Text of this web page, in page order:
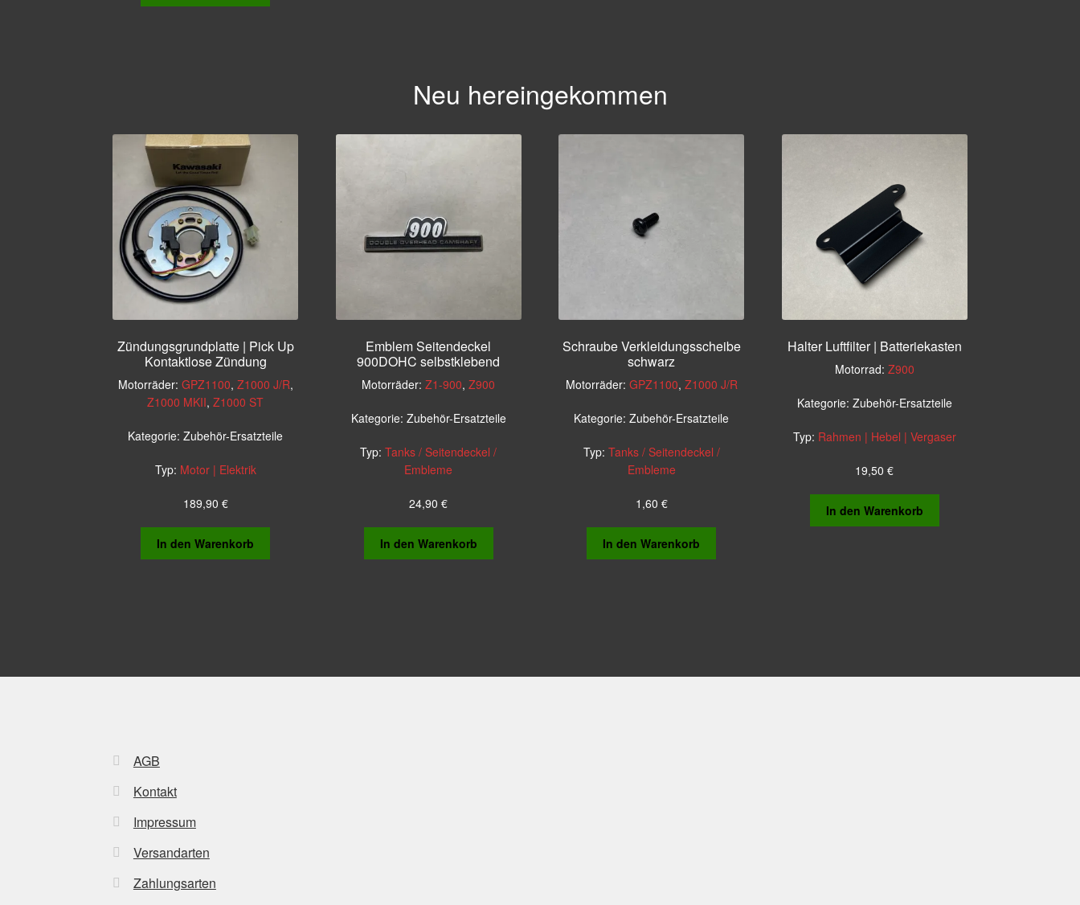
Neu hereingekommen
Zündungsgrundplatte | Pick Up
Kontaktlose Zündung
Motorräder: GPZ1100, Z1000 J/R,
Z1000 MKII,Z1000 ST
Kategorie: Zubehör-Ersatzteile
Typ: Motor | Elektrik
189,90 €
In den Warenkorb
Emblem Seitendeckel
900DOHC selbstklebend
Motorräder: Z1-900,Z900
Kategorie: Zubehör-Ersatzteile
Typ: Tanks / Seitendeckel /
Embleme
24,90€
In den Warenkorb
Schraube Verkleidungsscheibe
schwarz
Motorräder: GPZ1100, Z1000 J/R
Kategorie: Zubehör-Ersatzteile
Typ: Tanks / Seitendeckel /
Embleme
1,60 €
In den Warenkorb
Halter Luftfilter | Batteriekasten
Motorrad: Z900
Kategorie: Zubehör-Ersatzteile
Typ: Rahmen | Hebel | Vergaser
19,50€
In den Warenkorb
AGB
Kontakt
Impressum
Versandarten
Zahlungsarten